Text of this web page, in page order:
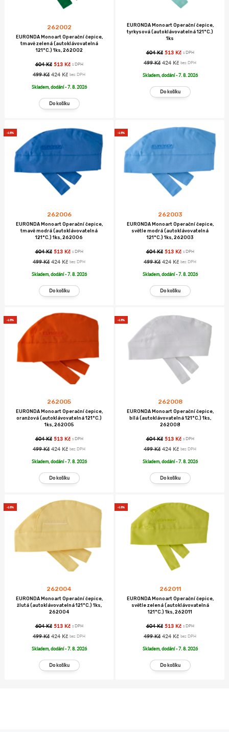
262002
EURONDA Monoart Operační čepice,
tmavě zelená (autoklávovatelná
121°C.) 1ks, 262002
604 Kč 513 Kč s DPH
499 Kč 424 Kč bez DPH
Skladem, dodání - 7. 8. 2026
EURONDA Monoart Operační čepice,
tyrkysová (autoklávovatelná 121°C.)
1ks
604 Kč 513 Kč s DPH
499 Kč 424 Kč bez DPH
Skladem, dodání - 7. 8. 2026
-15%
262006
EURONDA Monoart Operační čepice,
tmavě modrá (autoklávovatelná
121°C.) 1ks, 262006
604 Kč 513 Kč s DPH
499 Kč 424 Kč bez DPH
Skladem, dodání - 7. 8. 2026
-15%
262003
EURONDA Monoart Operační čepice,
světle modrá (autoklávovatelná
121°C.) 1ks, 262003
604 Kč 513 Kč s DPH
499 Kč 424 Kč bez DPH
Skladem, dodání - 7. 8. 2026
-15%
262005
EURONDA Monoart Operační čepice,
oranžová (autoklávovatelná 121°C.)
1ks, 262005
604 Kč 513 Kč s DPH
499 Kč 424 Kč bez DPH
Skladem, dodání - 7. 8. 2026
-15%
262008
EURONDA Monoart Operační čepice,
bílá (autoklávovatelná 121°C.) 1ks,
262008
604 Kč 513 Kč s DPH
499 Kč 424 Kč bez DPH
Skladem, dodání - 7. 8. 2026
-15%
262004
EURONDA Monoart Operační čepice,
žlutá (autoklávovatelná 121°C.) 1ks,
262004
604 Kč 513 Kč s DPH
499 Kč 424 Kč bez DPH
Skladem, dodání - 7. 8. 2026
-15%
262011
EURONDA Monoart Operační čepice,
světle zelená (autoklávovatelná
121°C.) 1ks, 262011
604 Kč 513 Kč s DPH
499 Kč 424 Kč bez DPH
Skladem, dodání - 7. 8. 2026